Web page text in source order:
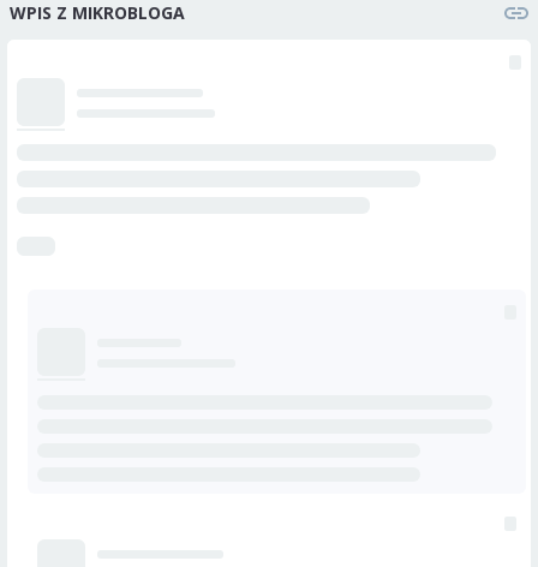
WPIS Z MIKROBLOGA